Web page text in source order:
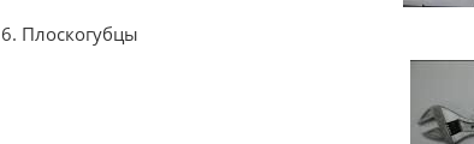
6. Плоскогубцы